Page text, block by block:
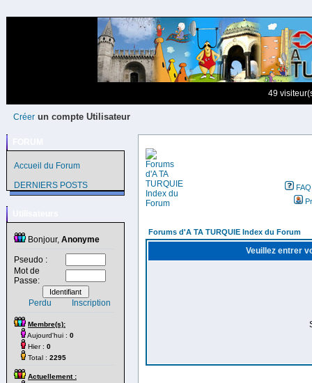
49
Créer un compte Utilisateur
Accueil du Forum
DERNIERS POSTS
Bonjour, Anonyme
Pseudo :
Mot de
Passe:
Perdu Inscription
Membre(s):
Aujourd'hui : 0
Hier : 0
Total : 2295
Actuellement :
FAQ
Forums d'A TA TURQUIE Index du Forum
Veuillez entrer